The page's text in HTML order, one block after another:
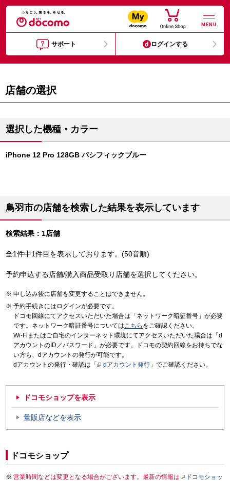
MENU
サポート ログインする
店舗の選択
選択した機種・カラー
iPhone 12 Pro 128GB パシフィックブルー
鳥羽市の店舗を検索した結果を表示しています
検索結果：1店舗
全1件中1件目を表示しております。(50音順)
予約申込する店舗/購入商品受取り店舗を選択してください。
申し込み後に店舗を変更することはできません。
予約手続きにはログインが必要です。
ドコモ回線にてアクセスいただいた場合は「ネットワーク暗証番号」が必要
です。ネットワーク暗証番号についてはこちら をご確認ください。
Wi-Fiまたはご自宅のインターネット環境にてアクセスいただいた場合は「d
アカウントのID／パスワード」が必要です。ドコモの契約回線をお持ちでな
い方も、dアカウントの発行が可能です。
dアカウントの発行・確認は「
dアカウント発行 」でご確認ください。
ドコモショップを表示
量販店などを表示
ドコモショップ
営業時間などは変更となる場合がございます。最新の情報は
ドコモショッ